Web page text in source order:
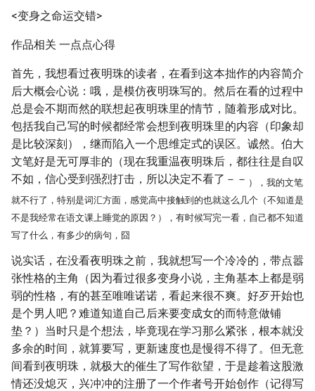
<变身之命运交错>
作品相关 一点点心得
首先，我想看过夜明珠的读者，在看到这本拙作的内容简介
后大概会心说：哦，是模仿夜明珠写的。然后在看的过程中
总是会不期而然的联想起夜明珠里的情节，随着形成对比。
包括我自己写的时候都经常会想到夜明珠里的内容（印象却
是比较深刻），继而陷入一个思维定式的误区。诚然。伯大
文笔好是无可厚非的（现在我重温夜明珠后，都往往是自叹
不如，信心受到强烈打击，所以决定不看了－－ ），我的文笔
就不行了，特别是词汇方面，感觉高中接触到的也就这么几个（不知道是
不是我经常在语文课上睡觉的原因？），有时候写完一看，自己都不知道
写了什么，有多少的病句，囧
说实话，在没看夜明珠之前，我就想写一个冷冷的，带点嚣
张性格的主角（因为看过很多变身小说，主角基本上都是弱
弱的性格，有的甚至唯唯诺诺，看起来很不爽。好歹开始也
是个男人吧？难道知道自己后来要变成女的而特意做铺
垫？）当时只是个想法，毕竟现在学习那么紧张，根本就没
多余的时间，就算要写，更新速度也是慢得不得了。但无意
间看到夜明珠，就极大的催生了写作欲望，于是趁着这股激
情还没熄灭，兴冲冲的注册了一个作者号开始创作（记得写